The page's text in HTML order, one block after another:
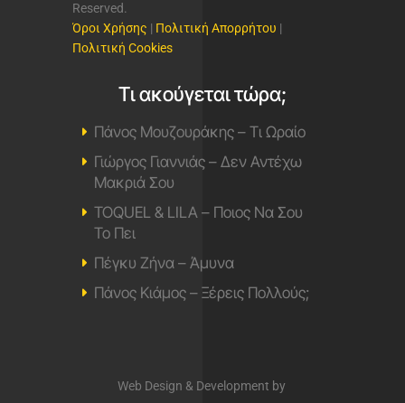
Reserved.
Όροι Χρήσης | Πολιτική Απορρήτου |
Πολιτική Cookies
Τι ακούγεται τώρα;
Πάνος Μουζουράκης – Τι Ωραίο
Γιώργος Γιαννιάς – Δεν Αντέχω
Μακριά Σου
TOQUEL & LILA – Ποιος Να Σου
Το Πει
Πέγκυ Ζήνα – Άμυνα
Πάνος Κιάμος – Ξέρεις Πολλούς;
Web Design & Development by